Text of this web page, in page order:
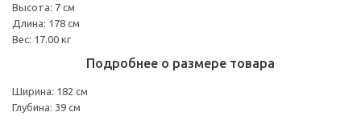
Высота: 7 см
Длина: 178 см
Вес: 17.00 кг
Подробнее о размере товара
Ширина: 182 см
Глубина: 39 см